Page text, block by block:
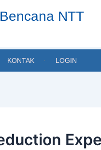
NTT
KONTAK LOGIN